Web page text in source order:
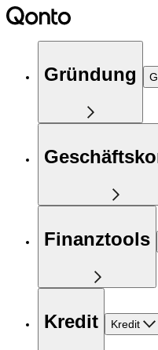
Gründung
Finanztools
Kredit Kredit